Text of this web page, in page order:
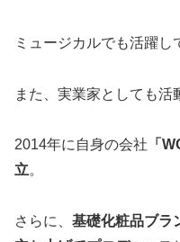
ミュージカルでも活躍し
また、実業家としても活
2014年に自身の会社 「
立。
さらに、 基礎化粧品ブラ